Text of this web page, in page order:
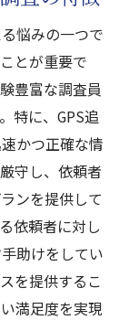
悩みの一つで
とが重要で
豊富な調査員
特に、GPS追
かつ正確な情
守し、依頼者
ンを提供して
依頼者に対し
助けをしてい
を提供するこ
満足度を実現